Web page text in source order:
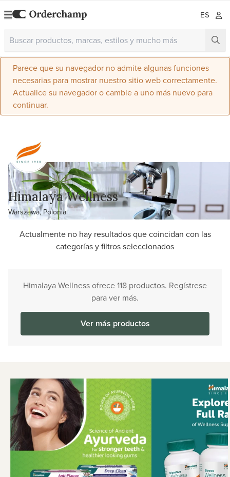
ES
Parece que su navegador no admite algunas funciones
necesarias para mostrar nuestro sitio web correctamente.
Actualice su navegador o cambie a uno más nuevo para
continuar.
Himalaya Wellness
Warszawa, Polonia
Actualmente no hay resultados que coincidan con las
categorías y filtros seleccionados
Himalaya Wellness ofrece 118 productos. Regístrese
para ver más.
Ver más productos